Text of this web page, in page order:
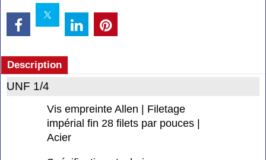
Description
UNF 1/4
Vis empreinte Allen | Filetage
impérial fin 28 filets par pouces |
Acier